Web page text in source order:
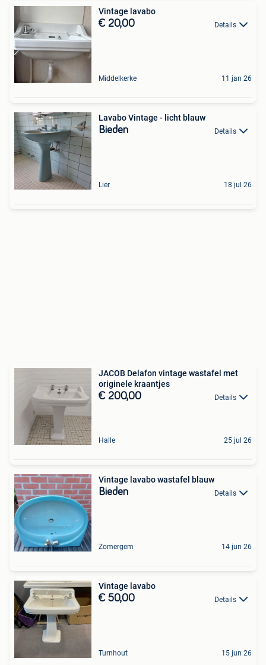
Vintage lavabo
€ 20,00 Details
Middelkerke 11 jan 26
Lavabo Vintage - licht blauw
Bieden Details
Lier 18 jul 26
JACOB Delafon vintage wastafel met
originele kraantjes
€ 200,00 Details
Halle 25 jul 26
Vintage lavabo wastafel blauw
Bieden Details
Zomergem 14 jun 26
Vintage lavabo
€ 50,00 Details
Turnhout 15 jun 26